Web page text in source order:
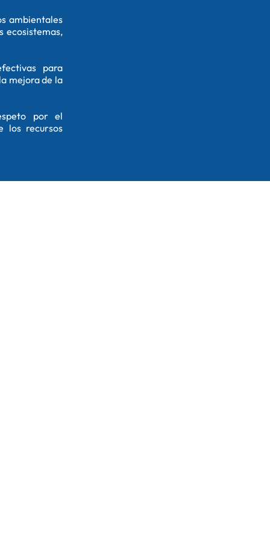
ambientales
ecosistemas,
para
mejora de la
por el
los recursos